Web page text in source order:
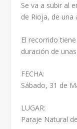
Se va a subir al
de Rioja, de una
El recorrido
duración de
FECHA:
Sábado, 31 de
LUGAR:
Paraje Natural